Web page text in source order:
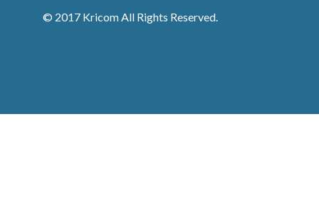
© 2017 Kricom All Rights Reserved.